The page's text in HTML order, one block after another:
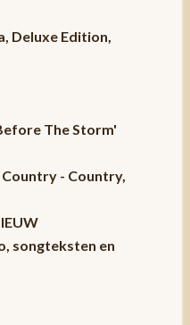
Deluxe Edition,
The Storm'
- Country,
songteksten en